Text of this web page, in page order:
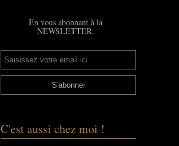
C'est aussi chez moi !